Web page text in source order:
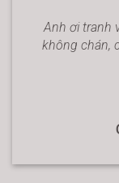
Anh ơi tranh
không chán,